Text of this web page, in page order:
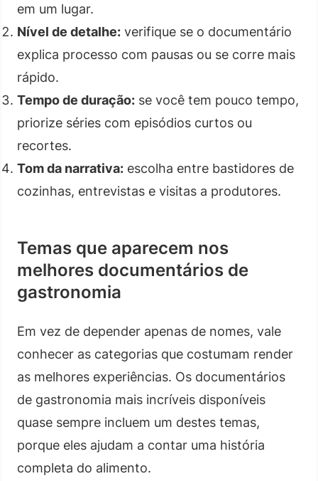
em um lugar.
Nível de detalhe: verifique se o documentário
explica processo com pausas ou se corre mais
rápido.
Tempo de duração: se você tem pouco tempo,
priorize séries com episódios curtos ou
recortes.
Tom da narrativa: escolha entre bastidores de
cozinhas, entrevistas e visitas a produtores.
Temas que aparecem nos
melhores documentários de
gastronomia
Em vez de depender apenas de nomes, vale
conhecer as categorias que costumam render
as melhores experiências. Os documentários
de gastronomia mais incríveis disponíveis
quase sempre incluem um destes temas,
porque eles ajudam a contar uma história
completa do alimento.